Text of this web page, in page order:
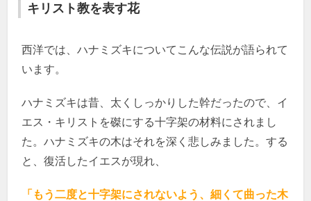
キリスト教を表す花
西洋では、ハナミズキについてこんな伝説が語られて
います。
ハナミズキは昔、太くしっかりした幹だったので、イ
エス・キリストを磔にする十字架の材料にされまし
た。ハナミズキの木はそれを深く悲しみました。する
と、復活したイエスが現れ、
「もう二度と十字架にされないよう、細くて曲った木